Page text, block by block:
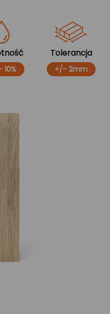
10%
Tolerancja
+/- 2mm